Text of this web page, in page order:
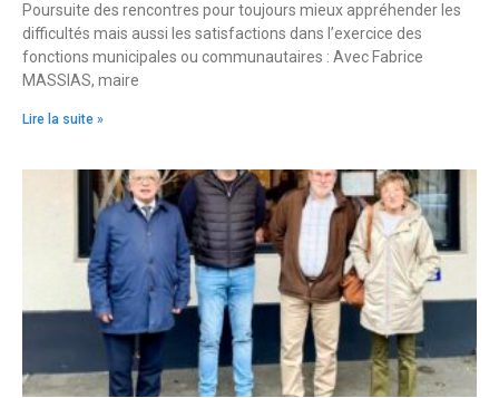
Poursuite des rencontres pour toujours mieux appréhender les
difficultés mais aussi les satisfactions dans l’exercice des
fonctions municipales ou communautaires : Avec Fabrice
MASSIAS, maire
Lire la suite »